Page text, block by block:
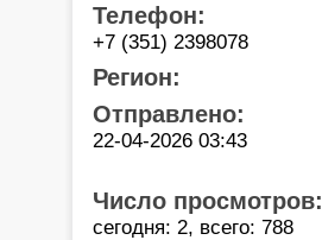
Телефон:
+7 (351) 2398078
Регион:
Отправлено:
22-04-2026 03:43
Число просмотров:
сегодня: 2, всего: 788